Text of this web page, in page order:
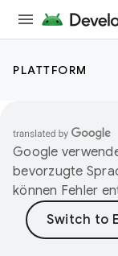
PLATTFORM
Google
bevorzugte
können Fehler